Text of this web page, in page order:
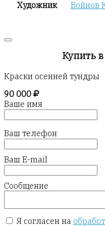
Художник Войнов
Купить
Краски осенней тундры
90 000
Ваше имя
Ваш телефон
Ваш E-mail
Сообщение
Я согласен на